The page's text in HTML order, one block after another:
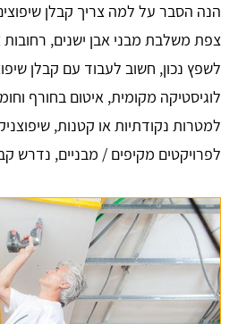
הנה הסבר על למה צריך קבלן
צפת משלבת מבני אבן ישנים, רחובות
לשפץ נכון, חשוב לעבוד עם קבלן
לוגיסטיקה מקומית, איטום בחורף
למטרות נקודתיות או קטנות,
לפרויקטים מקיפים / מבניים, נדרש